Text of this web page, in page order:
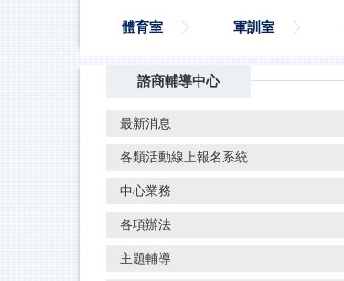
體育室 軍訓室
諮商輔導中心
最新消息
各類活動線上報名系統
中心業務
各項辦法
主題輔導